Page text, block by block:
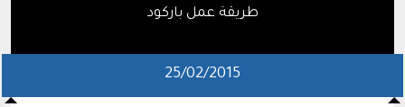
طريقة عمل باركود
25/02/2015